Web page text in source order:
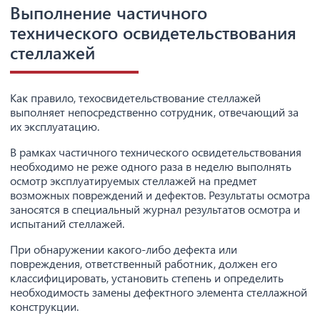
Выполнение частичного
технического освидетельствования
стеллажей
Как правило, техосвидетельствование стеллажей
выполняет непосредственно сотрудник, отвечающий за
их эксплуатацию.
В рамках частичного технического освидетельствования
необходимо не реже одного раза в неделю выполнять
осмотр эксплуатируемых стеллажей на предмет
возможных повреждений и дефектов. Результаты осмотра
заносятся в специальный журнал результатов осмотра и
испытаний стеллажей.
При обнаружении какого-либо дефекта или
повреждения, ответственный работник, должен его
классифицировать, установить степень и определить
необходимость замены дефектного элемента стеллажной
конструкции.